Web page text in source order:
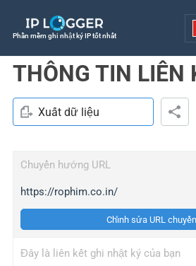
Phần mềm ghi nhật ký IP tốt nhất
THÔNG TIN LIÊN
Xuất dữ liệu
Chuyển hướng URL
https://rophim.co.in/
Chỉnh sửa URL
Đây là liên kết ghi nhật ký của bạn